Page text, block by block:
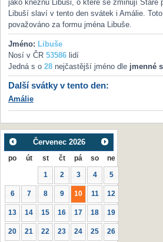
jako kněžnu Libuši, o které se zmiňují Staré
Libuší slaví v tento den svátek i Amálie.
považováno za formu jména Libuše.
Jméno: Libuše
Nosí v ČR 53586lidí
Jedná s o 28nejčastější jméno dle jmenné
Další svátky v tento den:
Amálie
Červenec 2026
po út st čt pá so ne
1 2 3 4 5
6 7 8 9 10 11 12
13 14 15 16 17 18 19
20 21 22 23 24 25 26